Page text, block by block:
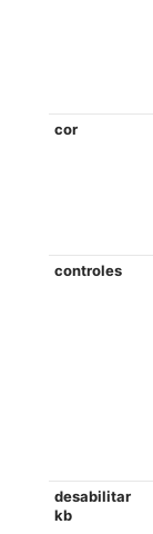
cor
controles
desabilitar
kb